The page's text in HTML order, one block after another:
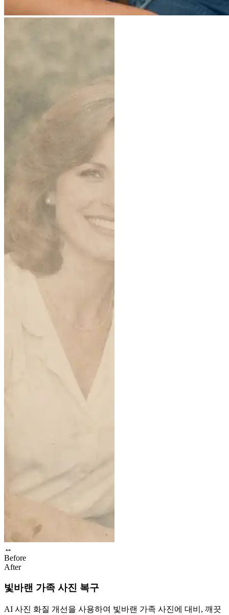
↔
Before
After
빛바랜 가족 사진 복구
AI 사진 화질 개선을 사용하여 빛바랜 가족 사진에 대비, 깨끗